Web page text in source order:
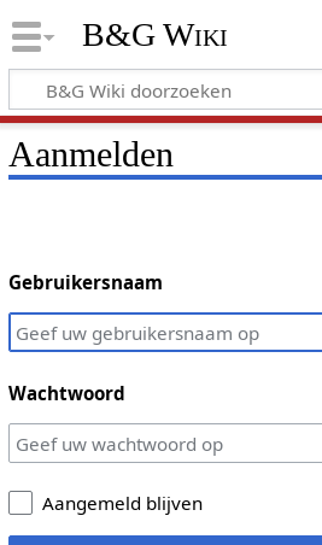
B&G Wiki
Aanmelden
Gebruikersnaam
Wachtwoord
Aangemeld blijven